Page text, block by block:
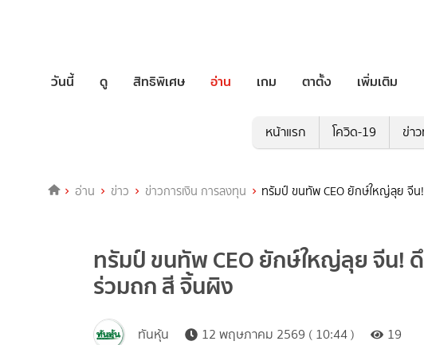
วันนี้ ดู สิทธิพิเศษ อ่าน เกม ตาตั้ง เพิ่มเติม
หน้าแรก โควิด-19 ข่า
อ่าน ข่าว ข่าวการเงิน การลงทุน ทรัมป์ ขนทัพ CEO ยักษ์ใหญ่ลุย จีน
ทรัมป์ ขนทัพ CEO ยักษ์ใหญ่ลุย จีน!
ร่วมถก สี จิ้นผิง
ทันหุ้น 12 พฤษภาคม 2569 ( 10:44 ) 19